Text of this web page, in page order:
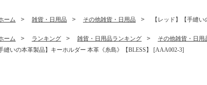
ーム 雑貨・日用品 その他雑貨・日用品 【レッド】【手縫
ーム ランキング 雑貨・日用品ランキング
その他雑貨・日用
縫いの本革製品】キーホルダー 本革《糸島》【BLESS】 [AAA002-3]